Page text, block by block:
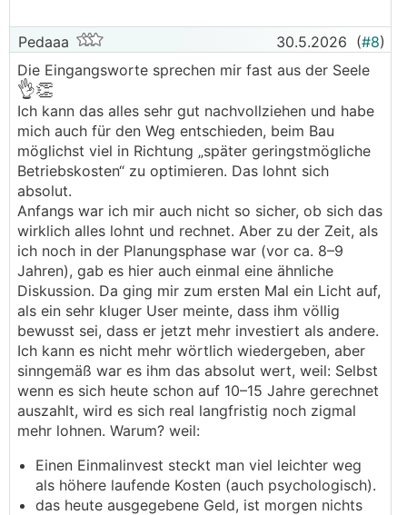
Pedaaa 30.5.2026 (#8)
Die Eingangsworte sprechen mir fast aus der Seele
👌👏
Ich kann das alles sehr gut nachvollziehen und habe
mich auch für den Weg entschieden, beim Bau
möglichst viel in Richtung „später geringstmögliche
Betriebskosten“ zu optimieren. Das lohnt sich
absolut.
Anfangs war ich mir auch nicht so sicher, ob sich das
wirklich alles lohnt und rechnet. Aber zu der Zeit, als
ich noch in der Planungsphase war (vor ca. 8–9
Jahren), gab es hier auch einmal eine ähnliche
Diskussion. Da ging mir zum ersten Mal ein Licht auf,
als ein sehr kluger User meinte, dass ihm völlig
bewusst sei, dass er jetzt mehr investiert als andere.
Ich kann es nicht mehr wörtlich wiedergeben, aber
sinngemäß war es ihm das absolut wert, weil: Selbst
wenn es sich heute schon auf 10–15 Jahre gerechnet
auszahlt, wird es sich real langfristig noch zigmal
mehr lohnen. Warum? weil:
Einen Einmalinvest steckt man viel leichter weg
als höhere laufende Kosten (auch psychologisch).
das heute ausgegebene Geld, ist morgen nichts